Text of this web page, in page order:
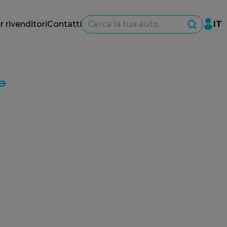
rivenditoriContatti Cerca la tua auto… IT